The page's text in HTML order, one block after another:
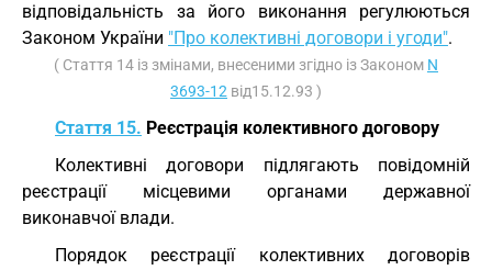
відповідальність за його виконання регулюються
Законом України "Про колективні договори і угоди".
( Стаття 14 із змінами, внесеними згідно із Законом N
3693-12 від15.12.93 )
Стаття 15. Реєстрація колективного договору
Колективні договори підлягають повідомній
реєстрації місцевими органами державної
виконавчої влади.
Порядок реєстрації колективних договорів